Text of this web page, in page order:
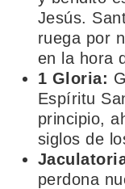
Jesús.
ruega por
en la hora
1 Gloria:
Espíritu
principio,
siglos de
perdona